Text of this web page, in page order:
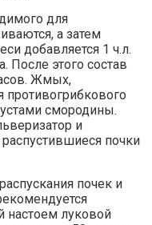
для
а затем
добавляется 1 ч.л.
После этого состав
Жмых,
противогрибкового
смородины.
и
почки
почек и
настоем луковой